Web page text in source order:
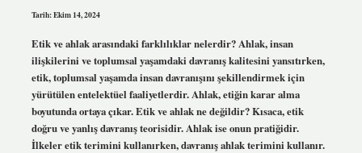
Tarih: Ekim 14, 2024
Etik ve ahlak arasındaki farklılıklar nelerdir? Ahlak, insan
ilişkilerini ve toplumsal yaşamdaki davranış kalitesini yansıtırken,
etik, toplumsal yaşamda insan davranışını şekillendirmek için
yürütülen entelektüel faaliyetlerdir. Ahlak, etiğin karar alma
boyutunda ortaya çıkar. Etik ve ahlak ne değildir? Kısaca, etik
doğru ve yanlış davranış teorisidir. Ahlak ise onun pratiğidir.
İlkeler etik terimini kullanırken, davranış ahlak terimini kullanır.